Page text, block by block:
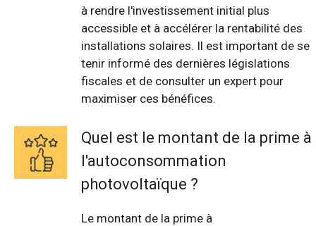
à rendre l'investissement initial plus
accessible et à accélérer la rentabilité des
installations solaires. Il est important de se
tenir informé des dernières législations
fiscales et de consulter un expert pour
maximiser ces bénéfices.
Quel est le montant de la prime à
l'autoconsommation
photovoltaïque ?
Le montant de la prime à